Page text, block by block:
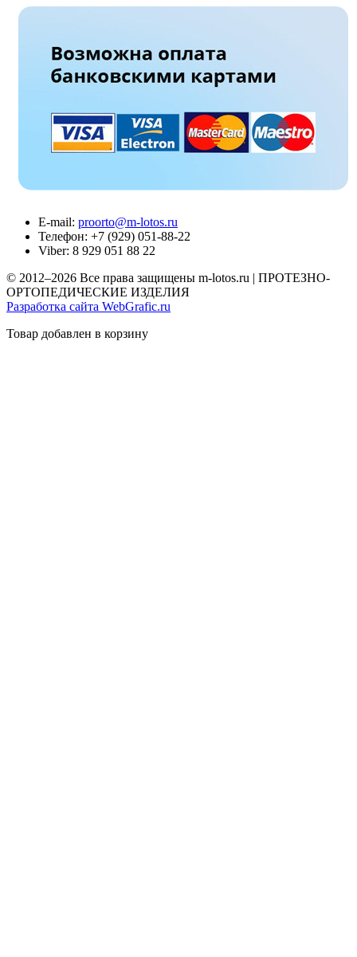
Е-mail: proorto@m-lotos.ru
Телефон: +7 (929) 051-88-22
Viber: 8 929 051 88 22
© 2012–2026 Все права защищены m-lotos.ru | ПРОТЕЗНО-
ОРТОПЕДИЧЕСКИЕ ИЗДЕЛИЯ
Разработка сайта WebGrafic.ru
Товар добавлен в корзину